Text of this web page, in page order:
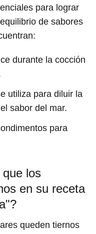
para lograr
de sabores
durante la cocción
utiliza para diluir la
sabor del mar.
para
los
en su receta
queden tiernos